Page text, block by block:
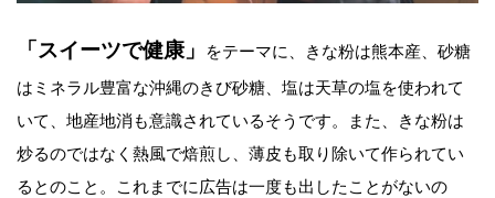
「スイーツで健康」 をテーマに、きな粉は熊本産、砂糖
はミネラル豊富な沖縄のきび砂糖、塩は天草の塩を使われて
いて、地産地消も意識されているそうです。また、きな粉は
炒るのではなく熱風で焙煎し、薄皮も取り除いて作られてい
るとのこと。これまでに広告は一度も出したことがないの